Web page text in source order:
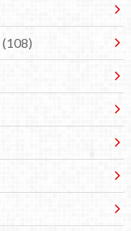
(108)